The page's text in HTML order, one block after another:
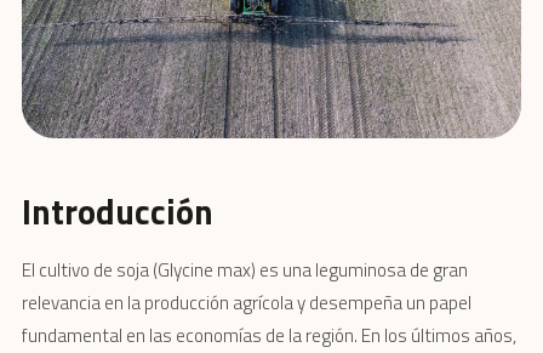
Introducción
El cultivo de soja (Glycine max) es una leguminosa de gran
relevancia en la producción agrícola y desempeña un papel
fundamental en las economías de la región. En los últimos años,